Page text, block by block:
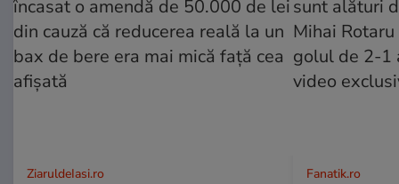
ZiaruldeIasi.ro Fanatik.ro